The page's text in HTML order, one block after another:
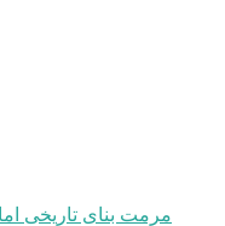
مرمت بنای تاریخی